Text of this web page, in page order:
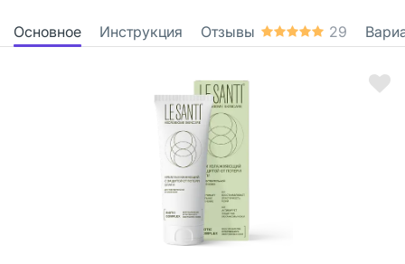
Основное Инструкция Отзывы 29